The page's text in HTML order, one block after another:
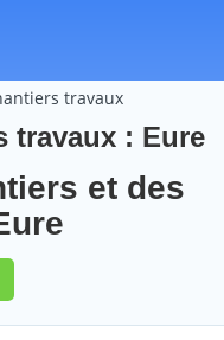
travaux
travaux : Eure
et des